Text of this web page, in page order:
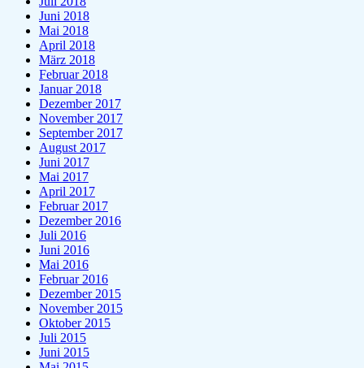
Juni 2018
Mai 2018
April 2018
März 2018
Februar 2018
Januar 2018
Dezember 2017
November 2017
September 2017
August 2017
Juni 2017
Mai 2017
April 2017
Februar 2017
Dezember 2016
Juli 2016
Juni 2016
Mai 2016
Februar 2016
Dezember 2015
November 2015
Oktober 2015
Juli 2015
Juni 2015